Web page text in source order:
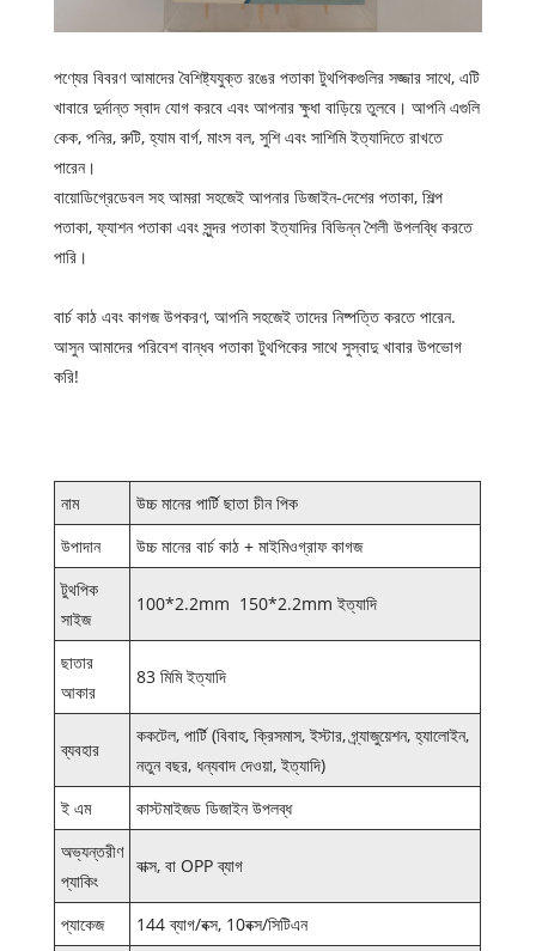
পণ্যের বিবরণ আমাদের বৈশিষ্ট্যযুক্ত রঙের পতাকা টুথপিকগুলির সজ্জার সাথে, এটি
খাবারে দুর্দান্ত স্বাদ যোগ করবে এবং আপনার ক্ষুধা বাড়িয়ে তুলবে। আপনি এগুলি
কেক, পনির, রুটি, হ্যাম বার্গ, মাংস বল, সুশি এবং সাশিমি ইত্যাদিতে রাখতে
পারেন।
বায়োডিগ্রেডেবল সহ আমরা সহজেই আপনার ডিজাইন-দেশের পতাকা, শিল্প
পতাকা, ফ্যাশন পতাকা এবং সুন্দর পতাকা ইত্যাদির বিভিন্ন শৈলী উপলব্ধি করতে
পারি।
বার্চ কাঠ এবং কাগজ উপকরণ, আপনি সহজেই তাদের নিষ্পত্তি করতে পারেন.
আসুন আমাদের পরিবেশ বান্ধব পতাকা টুথপিকের সাথে সুস্বাদু খাবার উপভোগ
করি!
নাম
উচ্চ মানের পার্টি ছাতা চীন পিক
উপাদান
উচ্চ মানের বার্চ কাঠ + মাইমিওগ্রাফ কাগজ
টুথপিক
সাইজ
100*2.2mm 150*2.2mm ইত্যাদি
ছাতার
আকার
83 মিমি ইত্যাদি
ব্যবহার
ককটেল, পার্টি (বিবাহ, ক্রিসমাস, ইস্টার, গ্র্যাজুয়েশন, হ্যালোইন,
নতুন বছর, ধন্যবাদ দেওয়া, ইত্যাদি)
ই এম
কাস্টমাইজড ডিজাইন উপলব্ধ
অভ্যন্তরীণ
প্যাকিং
বাক্স, বা OPP ব্যাগ
প্যাকেজ
144 ব্যাগ/বক্স, 10বক্স/সিটিএন